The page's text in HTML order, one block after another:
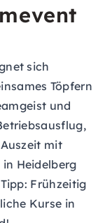
sich
Töpfern
und
mit
Heidelberg
Frühzeitig
Kurse in